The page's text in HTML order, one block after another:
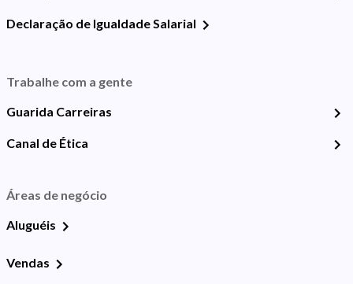
Declaração de Igualdade Salarial
Trabalhe com a gente
Guarida Carreiras
Canal de Ética
Áreas de negócio
Aluguéis
Vendas